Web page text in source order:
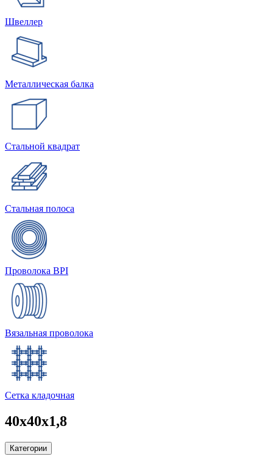
Швеллер
Металлическая балка
Стальной квадрат
Стальная полоса
Проволока BPI
Вязальная проволока
Сетка кладочная
40х40х1,8
Категории